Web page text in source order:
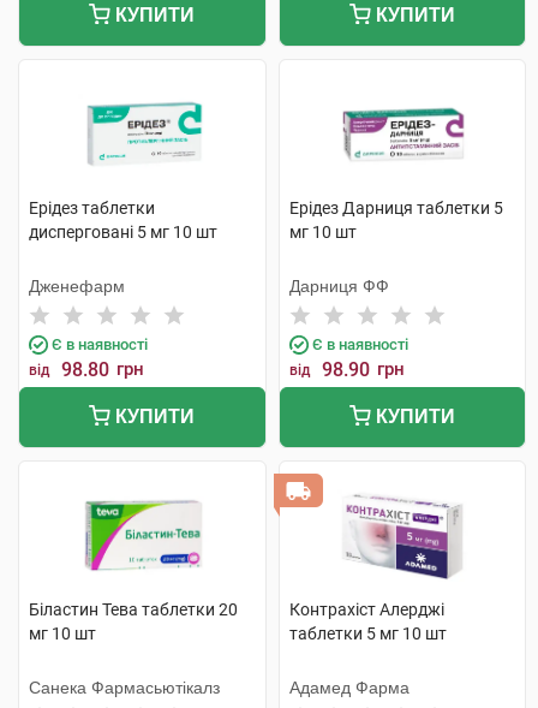
КУПИТИ КУПИТИ
Ерідез таблетки
дисперговані 5 мг 10 шт
Дженефарм
Є в наявності
від 98.80 грн
КУПИТИ
Ерідез Дарниця таблетки 5
мг 10 шт
Дарниця ФФ
Є в наявності
від 98.90 грн
КУПИТИ
Біластин Тева таблетки 20
мг 10 шт
Санека Фармасьютікалз
Контрахіст Алерджі
таблетки 5 мг 10 шт
Адамед Фарма